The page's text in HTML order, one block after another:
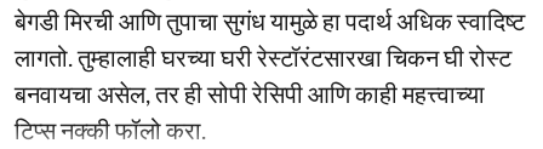
बेगडी मिरची आणि तुपाचा सुगंध यामुळे हा पदार्थ अधिक स्वादिष्ट
लागतो. तुम्हालाही घरच्या घरी रेस्टॉरंटसारखा चिकन घी रोस्ट
बनवायचा असेल, तर ही सोपी रेसिपी आणि काही महत्त्वाच्या
टिप्स नक्की फॉलो करा.